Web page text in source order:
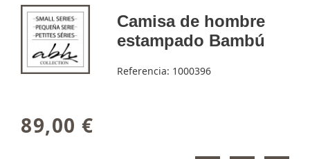
Camisa de hombre
estampado Bambú
Referencia: 1000396
89,00 €